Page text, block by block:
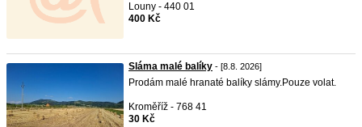
Louny - 440 01
400 Kč
Sláma malé balíky - [8.8. 2026]
Prodám malé hranaté balíky slámy.Pouze volat.
Kroměříž - 768 41
30 Kč